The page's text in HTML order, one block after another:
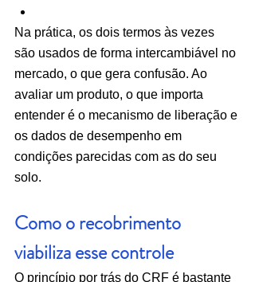
Na prática, os dois termos às vezes
são usados de forma intercambiável no
mercado, o que gera confusão. Ao
avaliar um produto, o que importa
entender é o mecanismo de liberação e
os dados de desempenho em
condições parecidas com as do seu
solo.
Como o recobrimento
viabiliza esse controle
O princípio por trás do CRF é bastante